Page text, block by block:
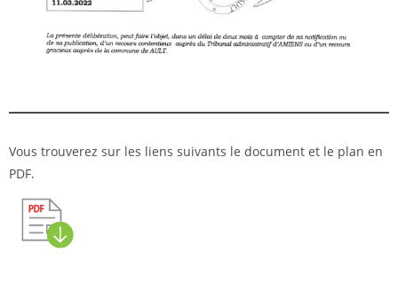
Vous trouverez sur les liens suivants le document et le plan en
PDF.